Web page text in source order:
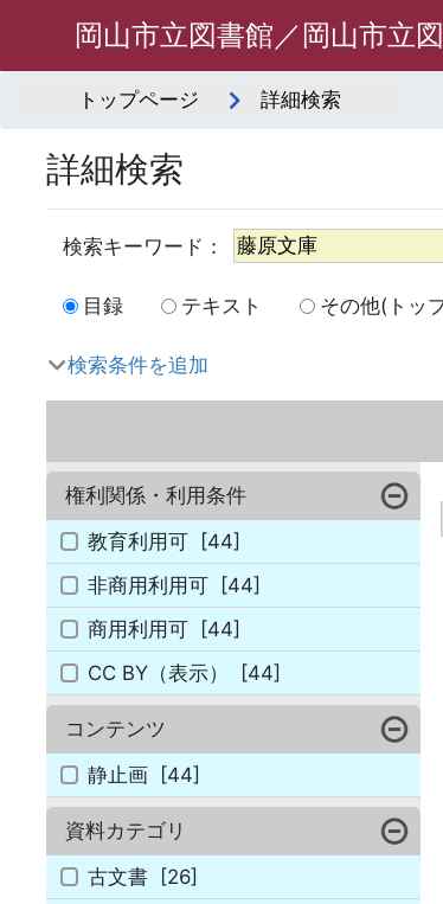
岡山市立図書館／岡山市立
トップページ 詳細検索
詳細検索
目録 テキスト その他(トッ
検索条件を追加
権利関係・利用条件
教育利用可 [44]
非商用利用可 [44]
商用利用可 [44]
CC BY（表示）
[44]
コンテンツ
静止画 [44]
資料カテゴリ
古文書 [26]